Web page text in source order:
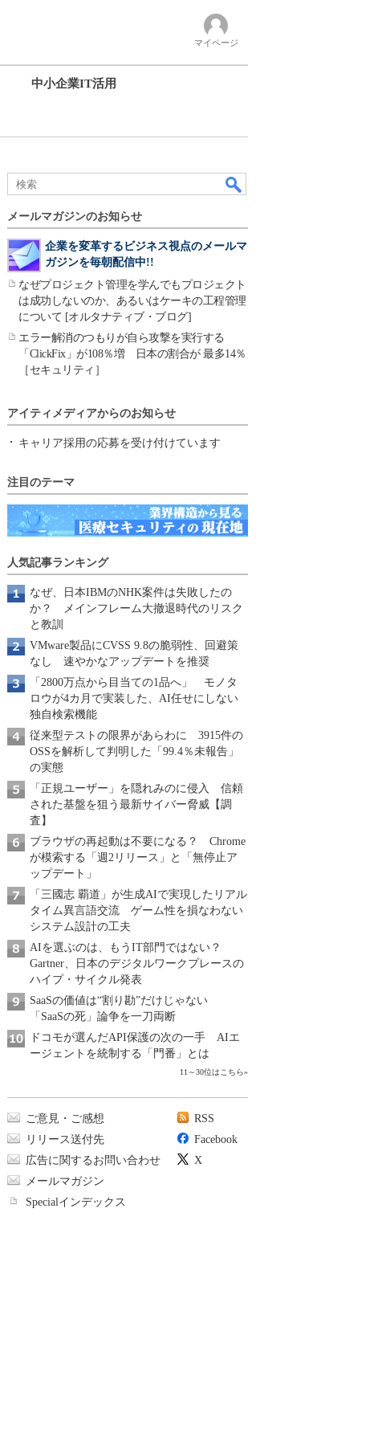
マイページ
中小企業IT活用
メールマガジンのお知らせ
企業を変革するビジネス視点のメールマ
ガジンを毎朝配信中!!
なぜプロジェクト管理を学んでもプロジェクト
は成功しないのか、あるいはケーキの工程管理
について [オルタナティブ・ブログ]
エラー解消のつもりが自ら攻撃を実行する
「ClickFix」が108％増 日本の割合が 最多14％
［セキュリティ］
アイティメディアからのお知らせ
キャリア採用の応募を受け付けています
注目のテーマ
人気記事ランキング
なぜ、日本IBMのNHK案件は失敗したの
か？ メインフレーム大撤退時代のリスク
と教訓
VMware製品にCVSS 9.8の脆弱性、回避策
なし 速やかなアップデートを推奨
「2800万点から目当ての1品へ」 モノタ
ロウが4カ月で実装した、AI任せにしない
独自検索機能
従来型テストの限界があらわに 3915件の
OSSを解析して判明した「99.4％未報告」
の実態
「正規ユーザー」を隠れみのに侵入 信頼
された基盤を狙う最新サイバー脅威【調
査】
ブラウザの再起動は不要になる？ Chrome
が模索する「週2リリース」と「無停止ア
ップデート」
「三國志 覇道」が生成AIで実現したリアル
タイム異言語交流 ゲーム性を損なわない
システム設計の工夫
AIを選ぶのは、もうIT部門ではない？
Gartner、日本のデジタルワークプレースの
ハイプ・サイクル発表
SaaSの価値は“割り勘”だけじゃない
「SaaSの死」論争を一刀両断
ドコモが選んだAPI保護の次の一手 AIエ
ージェントを統制する「門番」とは
11～30位はこちら»
ご意見・ご感想
リリース送付先
広告に関するお問い合わせ
メールマガジン
Specialインデックス
RSS
Facebook
X